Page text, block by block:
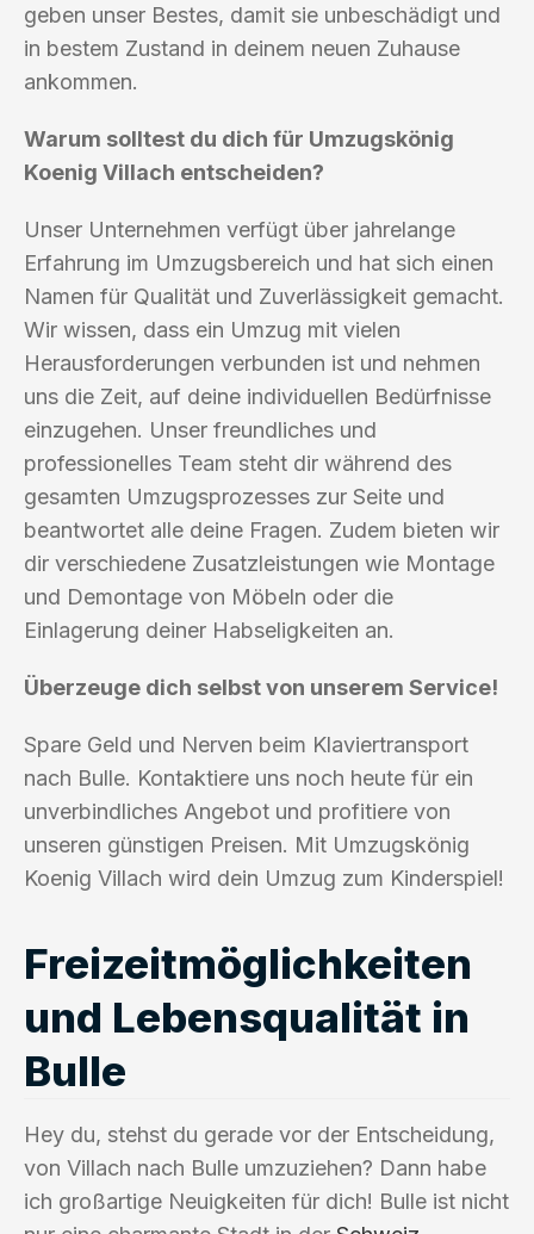
geben unser Bestes, damit sie unbeschädigt und
in bestem Zustand in deinem neuen Zuhause
ankommen.
Warum solltest du dich für Umzugskönig
Koenig Villach entscheiden?
Unser Unternehmen verfügt über jahrelange
Erfahrung im Umzugsbereich und hat sich einen
Namen für Qualität und Zuverlässigkeit gemacht.
Wir wissen, dass ein Umzug mit vielen
Herausforderungen verbunden ist und nehmen
uns die Zeit, auf deine individuellen Bedürfnisse
einzugehen. Unser freundliches und
professionelles Team steht dir während des
gesamten Umzugsprozesses zur Seite und
beantwortet alle deine Fragen. Zudem bieten wir
dir verschiedene Zusatzleistungen wie Montage
und Demontage von Möbeln oder die
Einlagerung deiner Habseligkeiten an.
Überzeuge dich selbst von unserem Service!
Spare Geld und Nerven beim Klaviertransport
nach Bulle. Kontaktiere uns noch heute für ein
unverbindliches Angebot und profitiere von
unseren günstigen Preisen. Mit Umzugskönig
Koenig Villach wird dein Umzug zum Kinderspiel!
Freizeitmöglichkeiten
und Lebensqualität in
Bulle
Hey du, stehst du gerade vor der Entscheidung,
von Villach nach Bulle umzuziehen? Dann habe
ich großartige Neuigkeiten für dich! Bulle ist nicht